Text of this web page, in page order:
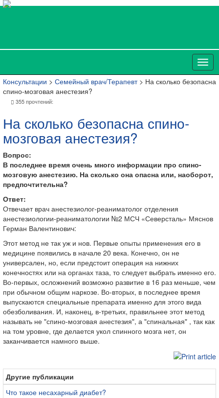
Консультации > Семейный врач/Терапевт> На сколько безопасна
спино-мозговая анестезия?
355 прочтений:
На сколько безопасна спино-
мозговая анестезия?
Вопрос:
В последнее время очень много информации про спино-
мозговую анестезию. На сколько она опасна или, наоборот,
предпочтительна?
Ответ:
Отвечает врач анестезиолог-реаниматолог отделения
анестезиологии-реаниматологии №2 МСЧ «Северсталь» Мяснов
Герман Валентинович:
Этот метод не так уж и нов. Первые опыты применения его в
медицине появились в начале 20 века. Конечно, он не
универсален, но, если предстоит операция на нижних
конечностях или на органах таза, то следует выбрать именно его.
Во-первых, осложнений возможно развитие в 16 раз меньше, чем
при обычном общим наркозе. Во-вторых, в последнее время
выпускаются специальные препарата именно для этого вида
обезболивания. И, наконец, в-третьих, правильнее этот метод
называть не "спино-мозговая анестезия", а "спинальная" , так как
на том уровне, где делается укол спинного мозга нет, он
заканчивается намного выше.
Другие публикации
Что такое несахарный диабет?